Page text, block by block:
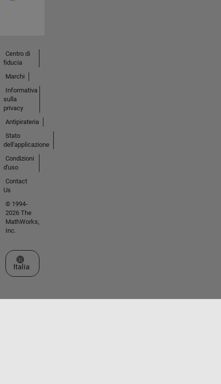
Centro di
fiducia
Marchi
Informativa
sulla
privacy
Antipirateria
Stato
dell'applicazione
Condizioni
d'uso
Contact
Us
© 1994-
2026 The
MathWorks,
Inc.
Seleziona un sito web
Italia